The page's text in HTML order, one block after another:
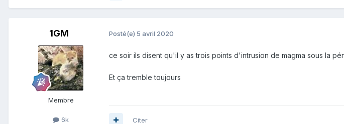
1GM
Membre
6k
Posté(e) 5 avril 2020
ce soir ils disent qu'il y as trois points d'intrusion de magma sous la
Et ça tremble toujours
Citer